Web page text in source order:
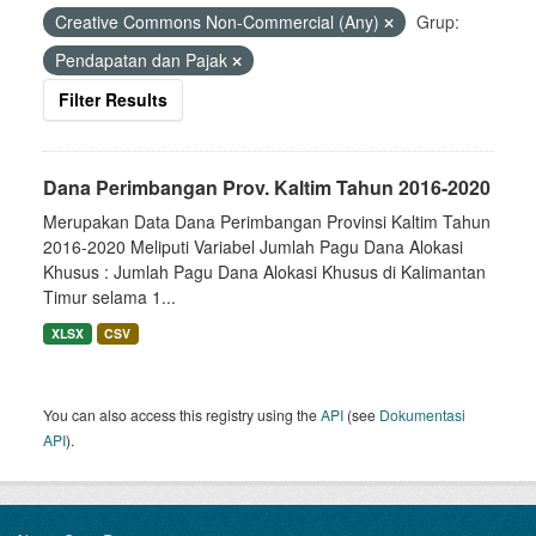
Creative Commons Non-Commercial (Any)
Grup:
Pendapatan dan Pajak
Filter Results
Dana Perimbangan Prov. Kaltim Tahun 2016-2020
Merupakan Data Dana Perimbangan Provinsi Kaltim Tahun
2016-2020 Meliputi Variabel Jumlah Pagu Dana Alokasi
Khusus : Jumlah Pagu Dana Alokasi Khusus di Kalimantan
Timur selama 1...
XLSX CSV
You can also access this registry using theAPI (see Dokumentasi
API).